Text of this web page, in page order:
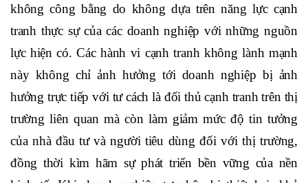
không công bằng do không dựa trên năng lực cạnh
tranh thực sự của các doanh nghiệp với những nguồn
lực hiện có. Các hành vi cạnh tranh không lành mạnh
này không chỉ ảnh hưởng tới doanh nghiệp bị ảnh
hưởng trực tiếp với tư cách là đối thủ cạnh tranh trên thị
trường liên quan mà còn làm giảm mức độ tin tưởng
của nhà đầu tư và người tiêu dùng đối với thị trường,
đồng thời kìm hãm sự phát triển bền vững của nền